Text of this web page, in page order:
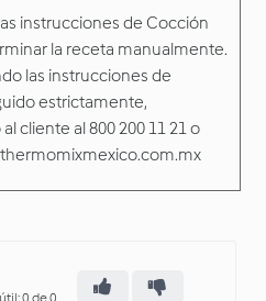
instrucciones de Cocción
la receta manualmente.
las instrucciones de
estrictamente,
cliente al 800 200 11 21 o
0 de 0